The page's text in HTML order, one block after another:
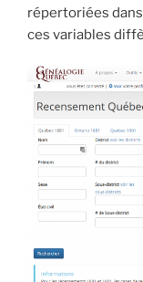
répertoriées
ces variables